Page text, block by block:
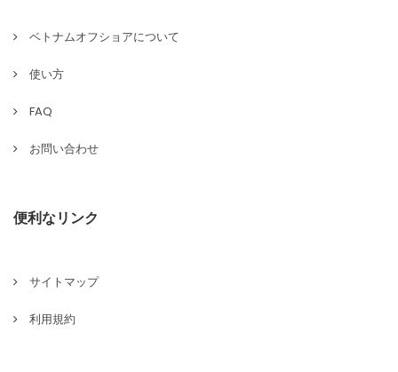
ベトナムオフショアについて
使い方
FAQ
お問い合わせ
便利なリンク
サイトマップ
利用規約